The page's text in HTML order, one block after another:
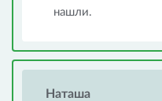
нашли.
Наташа